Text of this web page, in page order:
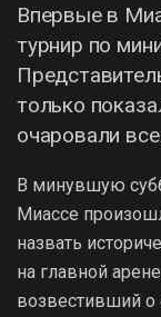
Впервые в
турнир по
только
очаровали
В минувшую
Миассе
назвать
на главной
возвестивший о